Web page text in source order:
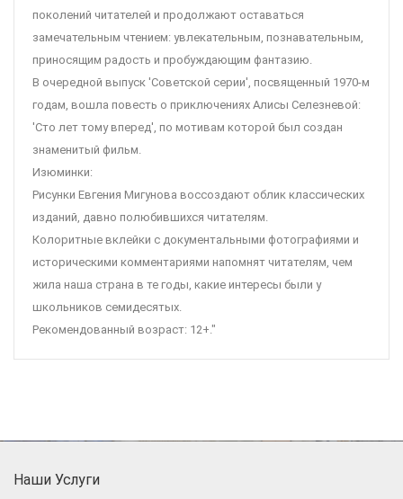
поколений читателей и продолжают оставаться
замечательным чтением: увлекательным, познавательным,
приносящим радость и пробуждающим фантазию.
В очередной выпуск 'Советской серии', посвященный 1970-м
годам, вошла повесть о приключениях Алисы Селезневой:
'Сто лет тому вперед', по мотивам которой был создан
знаменитый фильм.
Изюминки:
Рисунки Евгения Мигунова воссоздают облик классических
изданий, давно полюбившихся читателям.
Колоритные вклейки с документальными фотографиями и
историческими комментариями напомнят читателям, чем
жила наша страна в те годы, какие интересы были у
школьников семидесятых.
Рекомендованный возраст: 12+."
Наши Услуги